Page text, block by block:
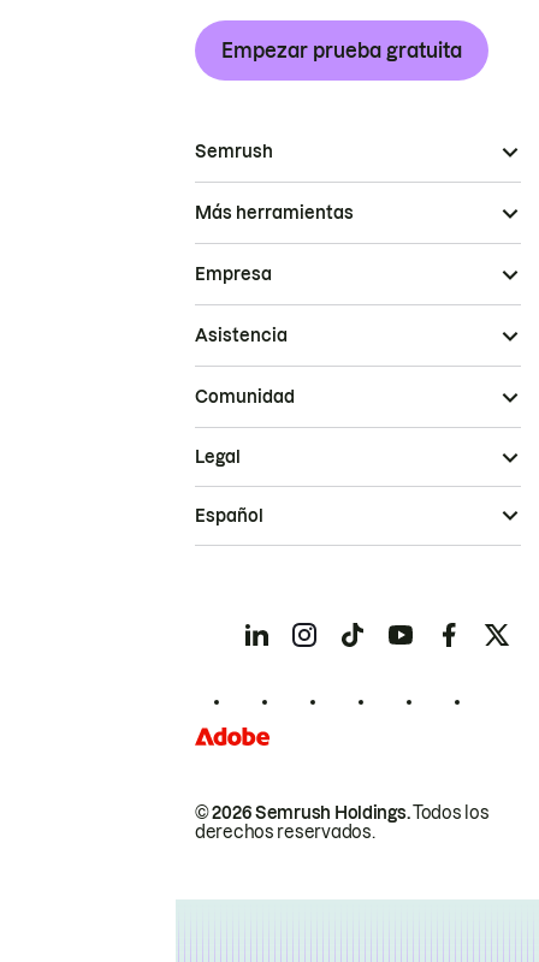
Empezar prueba gratuita
Semrush
Más herramientas
Empresa
Asistencia
Comunidad
© 2026 Semrush Holdings.Todos los
derechos reservados.
Legal
Español